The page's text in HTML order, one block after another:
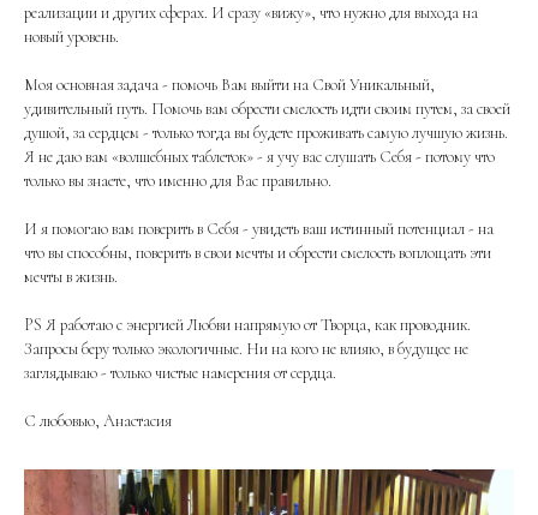
реализации и других сферах. И сразу «вижу», что нужно для выхода на
новый уровень.
Моя основная задача - помочь Вам выйти на Свой Уникальный,
удивительный путь. Помочь вам обрести смелость идти своим путем, за своей
душой, за сердцем - только тогда вы будете проживать самую лучшую жизнь.
Я не даю вам «волшебных таблеток» - я учу вас слушать Себя - потому что
только вы знаете, что именно для Вас правильно.
И я помогаю вам поверить в Себя - увидеть ваш истинный потенциал - на
что вы способны, поверить в свои мечты и обрести смелость воплощать эти
мечты в жизнь.
PS Я работаю с энергией Любви напрямую от Творца, как проводник.
Запросы беру только экологичные. Ни на кого не влияю, в будущее не
заглядываю - только чистые намерения от сердца.
С любовью, Анастасия